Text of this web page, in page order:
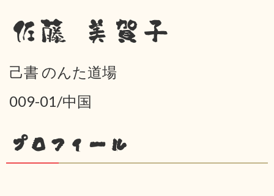
佐藤 美賀子
己書 のんた道場
009-01/中国
プロフィール